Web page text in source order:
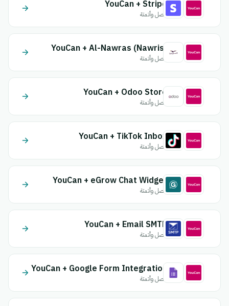
YouCan + Stripe
اتصل وأتمتة
YouCan + Al-Nawras (Nawris)
اتصل وأتمتة
YouCan + Odoo Store
اتصل وأتمتة
YouCan + TikTok Inbox
اتصل وأتمتة
YouCan + eGrow Chat Widget
اتصل وأتمتة
YouCan + Email SMTP
اتصل وأتمتة
YouCan + Google Form Integration
اتصل وأتمتة